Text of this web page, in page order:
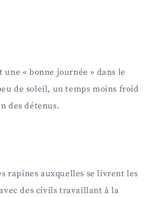
« bonne journée » dans le
de soleil, un temps moins froid
des détenus.
rapines auxquelles se livrent les
des civils travaillant à la